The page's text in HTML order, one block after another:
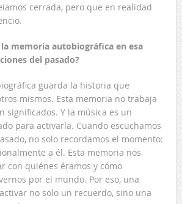
cerrada, pero que en realidad
la memoria autobiográfica en esa
del pasado?
guarda la historia que
mismos. Esta memoria no trabaja
significados. Y la música es un
para activarla. Cuando escuchamos
no solo recordamos el momento:
a él. Esta memoria nos
con quiénes éramos y cómo
por el mundo. Por eso, una
no solo un recuerdo, sino una